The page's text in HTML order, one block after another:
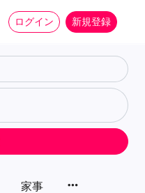
ログイン 新規登録
家事 more_horiz